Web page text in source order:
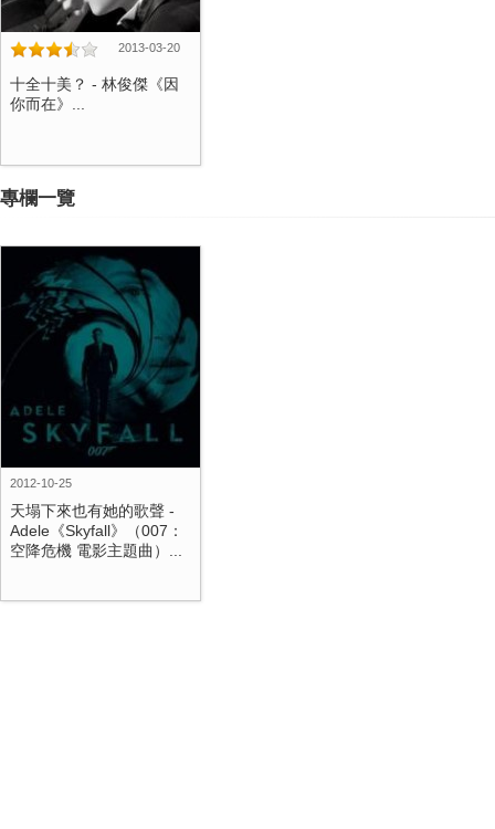
2013-03-20
十全十美？ - 林俊傑《因
你而在》...
專欄一覽
2012-10-25
天塌下來也有她的歌聲 -
Adele《Skyfall》（007：
空降危機 電影主題曲）...